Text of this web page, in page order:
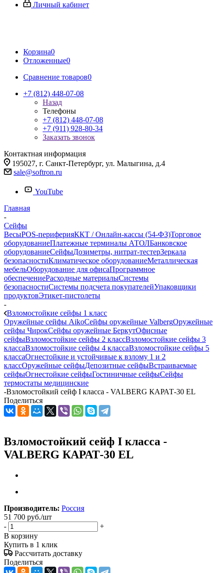
Личный кабинет
Корзина0
Отложенные0
Сравнение товаров0
+7 (812) 448-07-08
Назад
Телефоны
+7 (812) 448-07-08
+7 (911) 928-80-34
Заказать звонок
Контактная информация
195027, г. Санкт-Петербург, ул. Малыгина, д.4
sale@softron.ru
YouTube
Главная
-
Сейфы
ВесыPOS-периферияККТ / Онлайн-кассы (54-ФЗ)Торговое
оборудованиеПлатежные терминалы АТОЛБанковское
оборудованиеСейфыДозиметры, нитрат-тестерЗеркала
безопасностиКлиматическое оборудованиеМеталлическая
мебельОборудование для офисаПрограммное
обеспечениеРасходные материалыСистемы
безопасностиСистемы подсчета покупателейУпаковщики
продуктовЭтикет-пистолеты
-
Взломостойкие сейфы 1 класс
Оружейные сейфы AikoСейфы оружейные ValbergОружейные
сейфы ЧирокСейфы оружейные БеркутОфисные
сейфыВзломостойкие сейфы 2 классВзломостойкие сейфы 3
классаВзломостойкие сейфы 4 классаВзломостойкие сейфы 5
классаОгнестойкие и устойчивые к взлому 1 и 2
классОружейные сейфыДепозитные сейфыВстраиваемые
сейфыОгнестойкие сейфыГостиничные сейфыСейфы
термостаты медицинские
-Взломостойкий сейф I класса - VALBERG КАРАТ-30 EL
Поделиться
Взломостойкий сейф I класса -
VALBERG КАРАТ-30 EL
Производитель: Россия
51 700 руб./шт
-
+
В корзину
Купить в 1 клик
Рассчитать доставку
Поделиться